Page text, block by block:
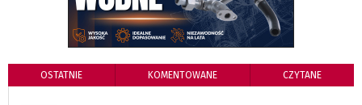
OSTATNIE KOMENTOWANE CZYTANE